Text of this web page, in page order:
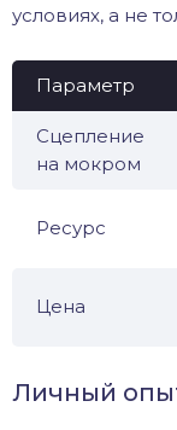
условиях, а не
Параметр
Сцепление
на мокром
Ресурс
Цена
Личный